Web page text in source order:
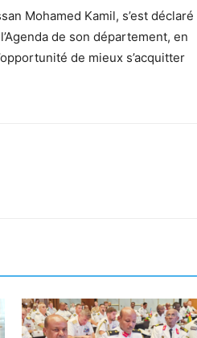
Mohamed Kamil, s’est déclaré
de son département, en
de mieux s’acquitter